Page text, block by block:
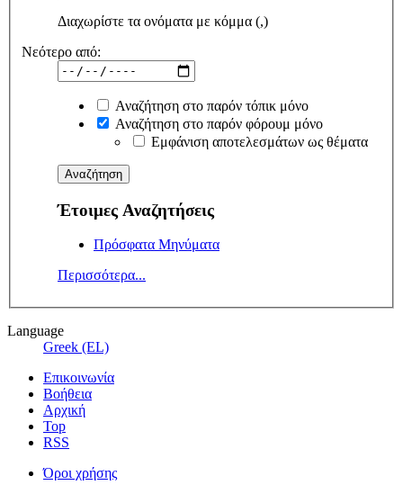
Διαχωρίστε τα ονόματα με κόμμα (,)
Νεότερο από:
Αναζήτηση στο παρόν τόπικ μόνο
Αναζήτηση στο παρόν φόρουμ μόνο
Εμφάνιση αποτελεσμάτων ως θέματα
Έτοιμες Αναζητήσεις
Πρόσφατα Μηνύματα
Περισσότερα...
Language
Greek (EL)
Επικοινωνία
Βοήθεια
Αρχική
Top
RSS
Όροι χρήσης